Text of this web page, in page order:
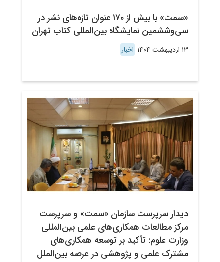
«سمت» با بیش از ۱۷۰ عنوان تازه‌های نشر در
سی‌وششمین نمایشگاه بین‌المللی کتاب تهران
۱۳ اردیبهشت ۱۴۰۴ اخبار
دیدار سرپرست سازمان «سمت» و سرپرست
مرکز مطالعات همکاری‌های علمی بین‌المللی
وزارت علوم: تأکید بر توسعه همکاری‌های
مشترک علمی و پژوهشی در عرصه بین‌الملل